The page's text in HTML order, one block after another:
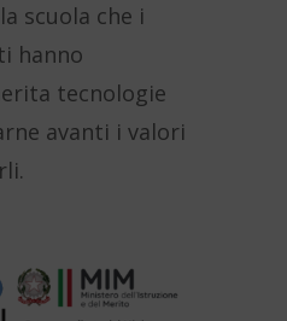
scuola che i
hanno
tecnologie
avanti i valori